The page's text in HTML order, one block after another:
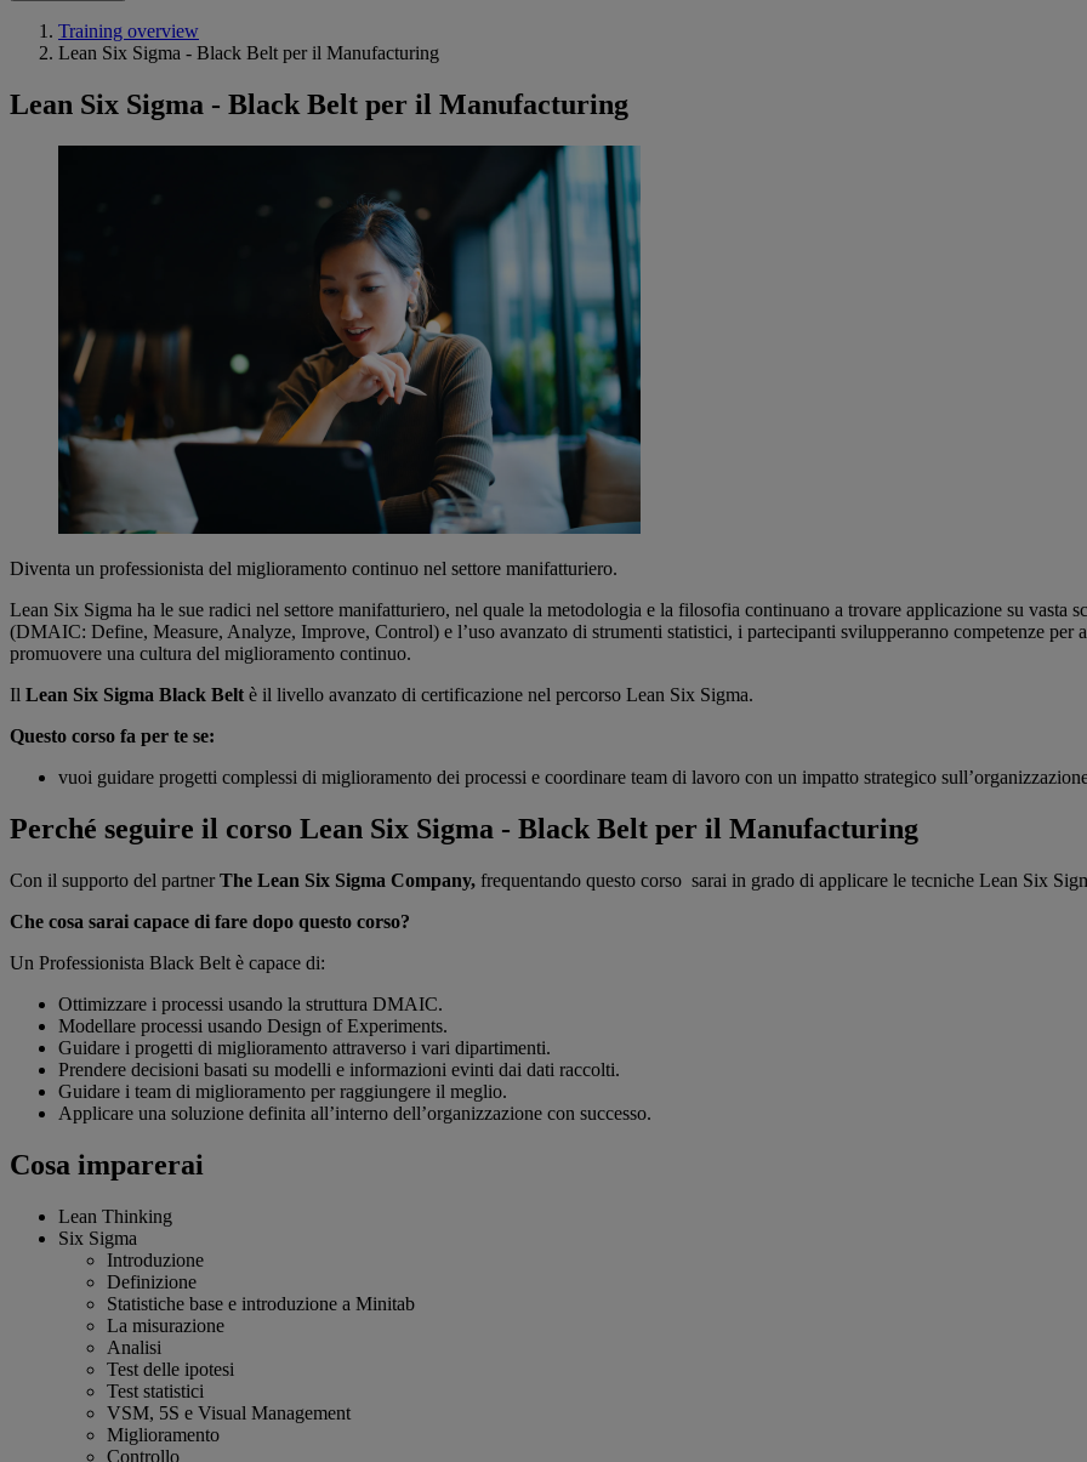
Training overview
Lean Six Sigma - Black Belt per il Manufacturing
Lean Six Sigma - Black Belt per il Manufacturing
Diventa un professionista del miglioramento continuo nel settore manifatturiero.
Lean Six Sigma ha le sue radici nel settore manifatturiero, nel quale la metodologia e la filosofia continuano a trovare applicazione su vasta
(DMAIC: Define, Measure, Analyze, Improve, Control) e l’uso avanzato di strumenti statistici, i partecipanti svilupperanno competenze per
promuovere una cultura del miglioramento continuo.
Il Lean Six Sigma Black Belt è il livello avanzato di certificazione nel percorso Lean Six Sigma.
Questo corso fa per te se:
vuoi guidare progetti complessi di miglioramento dei processi e coordinare team di lavoro con un impatto strategico
Perché seguire il corso Lean Six Sigma - Black Belt per il Manufacturing
Con il supporto del partnerThe Lean Six Sigma Company, frequentando questo corso sarai in grado di applicare le tecniche Lean Six
Che cosa sarai capace di fare dopo questo corso?
Un Professionista Black Belt è capace di:
Ottimizzare i processi usando la struttura DMAIC.
Modellare processi usando Design of Experiments.
Guidare i progetti di miglioramento attraverso i vari dipartimenti.
Prendere decisioni basati su modelli e informazioni evinti dai dati raccolti.
Guidare i team di miglioramento per raggiungere il meglio.
Applicare una soluzione definita all’interno dell’organizzazione con successo.
Cosa imparerai
Lean Thinking
Six Sigma
Introduzione
Definizione
Statistiche base e introduzione a Minitab
La misurazione
Analisi
Test delle ipotesi
Test statistici
VSM, 5S e Visual Management
Miglioramento
Controllo